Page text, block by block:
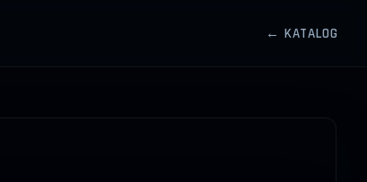
← KATALOG